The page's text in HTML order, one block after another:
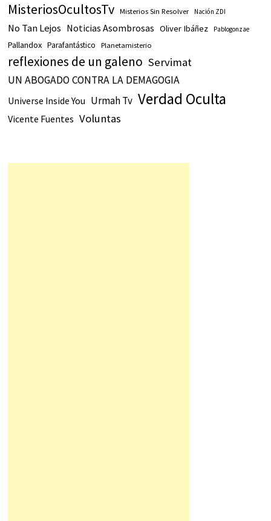
MisteriosOcultosTv Misterios Sin Resolver Nación ZDI
No Tan Lejos Noticias Asombrosas Oliver Ibáñez Pablogonzae
Pallandox Parafantástico Planetamisterio
reflexiones de un galeno Servimat
UN ABOGADO CONTRA LA DEMAGOGIA
Universe Inside You Urmah Tv Verdad Oculta
Vicente Fuentes Voluntas